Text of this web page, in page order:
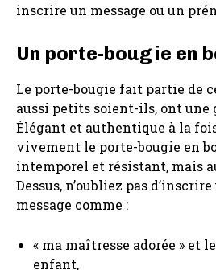
inscrire un message ou un
Un porte-bougie en
Le porte-bougie fait partie de
aussi petits soient-ils, ont
Élégant et authentique à la
vivement le porte-bougie en
intemporel et résistant, mais
Dessus, n’oubliez pas
message comme :
« ma maîtresse adorée » et
enfant,